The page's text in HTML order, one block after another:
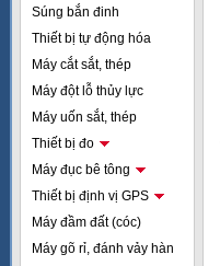
Súng bắn đinh
Thiết bị tự động hóa
Máy cắt sắt, thép
Máy đột lỗ thủy lực
Máy uốn sắt, thép
Thiết bị đo
Máy đục bê tông
Thiết bị định vị GPS
Máy đầm đất (cóc)
Máy gõ rỉ, đánh vảy hàn